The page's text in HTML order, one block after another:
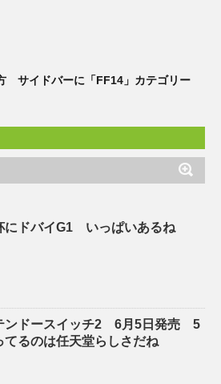
サイドバーに「FF14」カテゴリー
にドバイG1 いっぱいあるね
ンドースイッチ2 6月5日発売 5
てるのは任天堂らしさだね